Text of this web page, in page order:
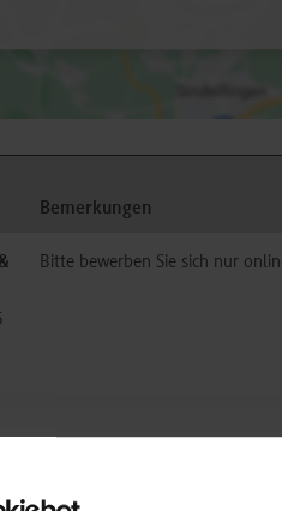
Bemerkungen
Bitte bewerben Sie sich nur